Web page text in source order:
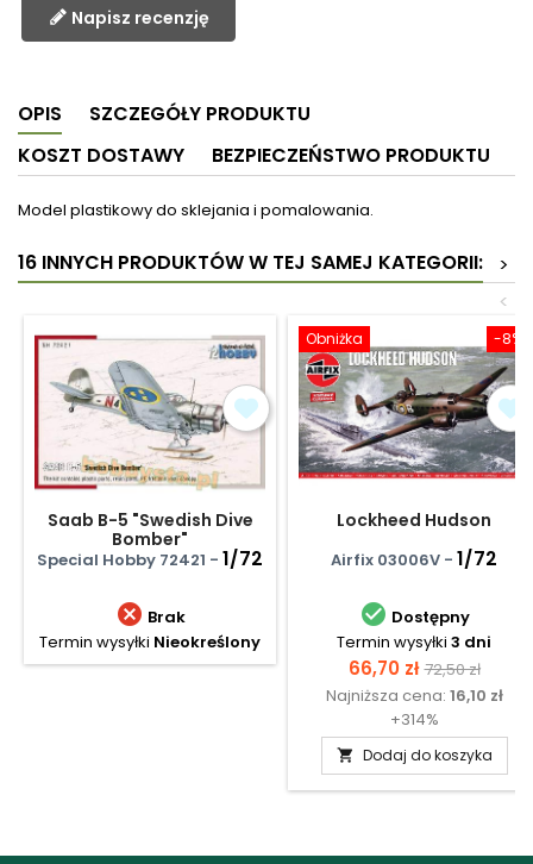
Napisz recenzję
OPIS
SZCZEGÓŁY PRODUKTU
KOSZT DOSTAWY
BEZPIECZEŃSTWO PRODUKTU
Model plastikowy do sklejania i pomalowania.
16 INNYCH PRODUKTÓW W TEJ SAMEJ KATEGORII:
>
<
Saab B-5 "Swedish Dive
Bomber"
Special Hobby 72421 - 1/72
 Brak
Termin wysyłki Nieokreślony
-8%
Obniżka
Lockheed Hudson
Airfix 03006V - 1/72
 Dostępny
Termin wysyłki 3 dni
Cena
66,70 zł Cena
72,50 zł
Najniższa cena: 16,10 zł
+314%
 Dodaj do koszyka